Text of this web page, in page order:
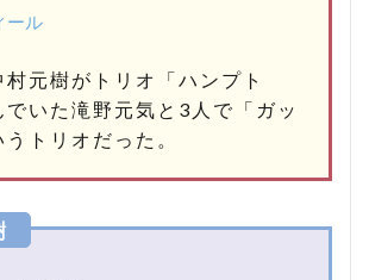
ール
元樹がトリオ「ハンプト
でいた滝野元気と3人で「ガッ
トリオだった。